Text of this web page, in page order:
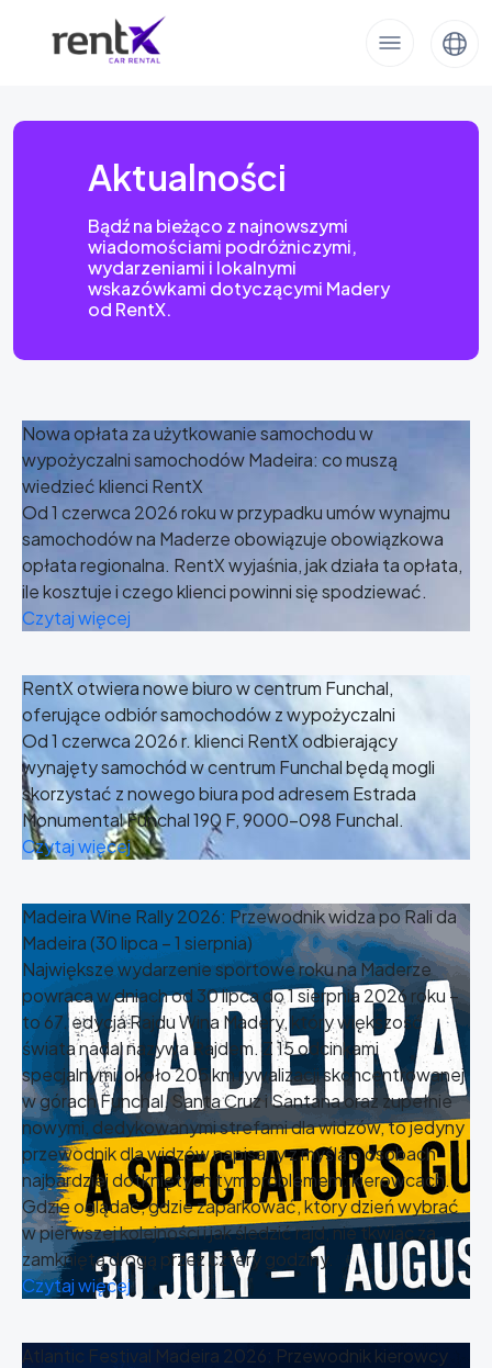
Aktualności
Bądź na bieżąco z najnowszymi
wiadomościami podróżniczymi,
wydarzeniami i lokalnymi
wskazówkami dotyczącymi Madery
od RentX.
Nowa opłata za użytkowanie samochodu w
wypożyczalni samochodów Madeira: co muszą
wiedzieć klienci RentX
Od 1 czerwca 2026 roku w przypadku umów wynajmu
samochodów na Maderze obowiązuje obowiązkowa
opłata regionalna. RentX wyjaśnia, jak działa ta opłata,
ile kosztuje i czego klienci powinni się spodziewać.
Czytaj więcej
RentX otwiera nowe biuro w centrum Funchal,
oferujące odbiór samochodów z wypożyczalni
Od 1 czerwca 2026 r. klienci RentX odbierający
wynajęty samochód w centrum Funchal będą mogli
skorzystać z nowego biura pod adresem Estrada
Monumental Funchal 190 F, 9000-098 Funchal.
Czytaj więcej
Madeira Wine Rally 2026: Przewodnik widza po Rali da
Madeira (30 lipca – 1 sierpnia)
Największe wydarzenie sportowe roku na Maderze
powraca w dniach od 30 lipca do 1 sierpnia 2026 roku –
to 67. edycja Rajdu Wina Madery, który większość
świata nadal nazywa Rajdem. Z 15 odcinkami
specjalnymi, około 205 km rywalizacji skoncentrowanej
w górach Funchal, Santa Cruz i Santana oraz zupełnie
nowymi, dedykowanymi strefami dla widzów, to jedyny
przewodnik dla widzów napisany z myślą o osobach
najbardziej dotkniętych tym problemem: kierowcach.
Gdzie oglądać, gdzie zaparkować, który dzień wybrać
w pierwszej kolejności i jak śledzić rajd, nie tkwiąc za
zamkniętą drogą przez cztery godziny.
Czytaj więcej
Atlantic Festival Madeira 2026: Przewodnik kierowcy